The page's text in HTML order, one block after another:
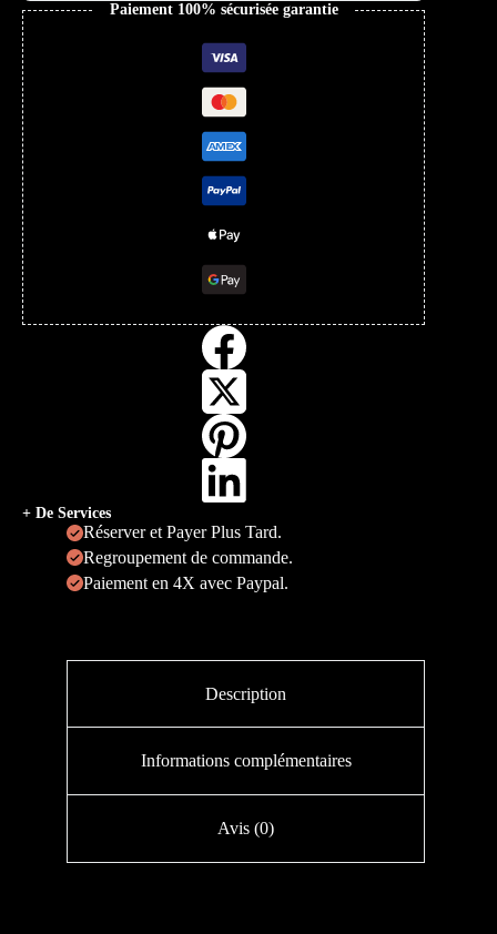
Paiement 100% sécurisée garantie
+ De Services
Réserver et Payer Plus Tard.
Regroupement de commande.
Paiement en 4X avec Paypal.
Description
Informations complémentaires
Avis (0)